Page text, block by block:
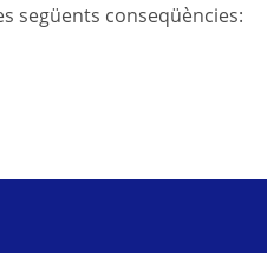
següents conseqüències: